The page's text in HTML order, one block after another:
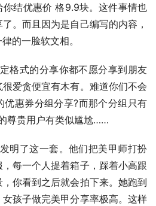
结优惠价 格9.9块。这件事情也
。而且因为是自己编写的内容，
的一脸软文相。
爱贪便宜有木有。难道你们不会
优惠券分组分享?而那个分组只有
尊贵用户有类似尴尬……
每一个人提着箱子，踩着小高跟
你看到之后就会拍下来。她跑到
孩子做完美甲分享率极高。这样